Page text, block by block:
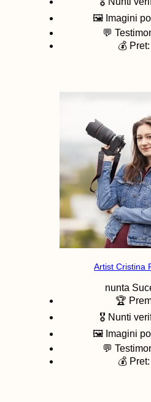
🖼️ Imagini
💬
💰
Artist Cristina
nunta
🏆
🎖️ Nunti
🖼️ Imagini
💬
💰